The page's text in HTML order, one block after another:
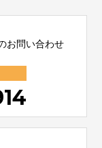
お問い合わせ